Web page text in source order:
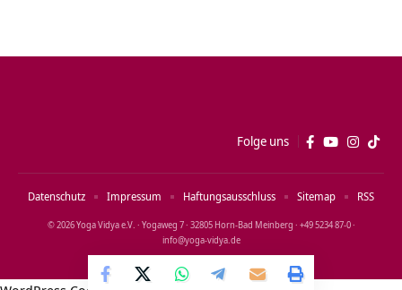
Folge uns
© 2026 Yoga Vidya e.V. · Yogaweg 7 · 32805 Horn‑Bad Meinberg · +49 5234 87‑0 ·
info@yoga‑vidya.de
Datenschutz Impressum Haftungsausschluss Sitemap RSS